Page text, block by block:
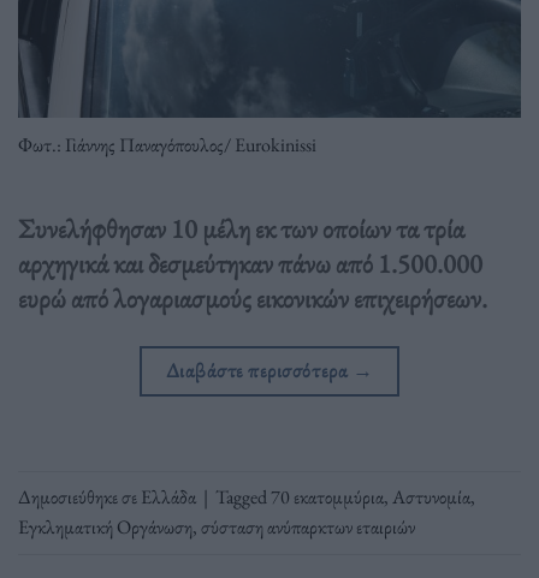
Φωτ.: Γιάννης Παναγόπουλος/ Eurokinissi
Συνελήφθησαν 10 μέλη εκ των οποίων τα τρία
αρχηγικά και δεσμεύτηκαν πάνω από 1.500.000
ευρώ από λογαριασμούς εικονικών επιχειρήσεων.
Διαβάστε περισσότερα →
Δημοσιεύθηκε σεΕλλάδα | Tagged70 εκατομμύρια,Αστυνομία,
Εγκληματική Οργάνωση,σύσταση ανύπαρκτων εταιριών